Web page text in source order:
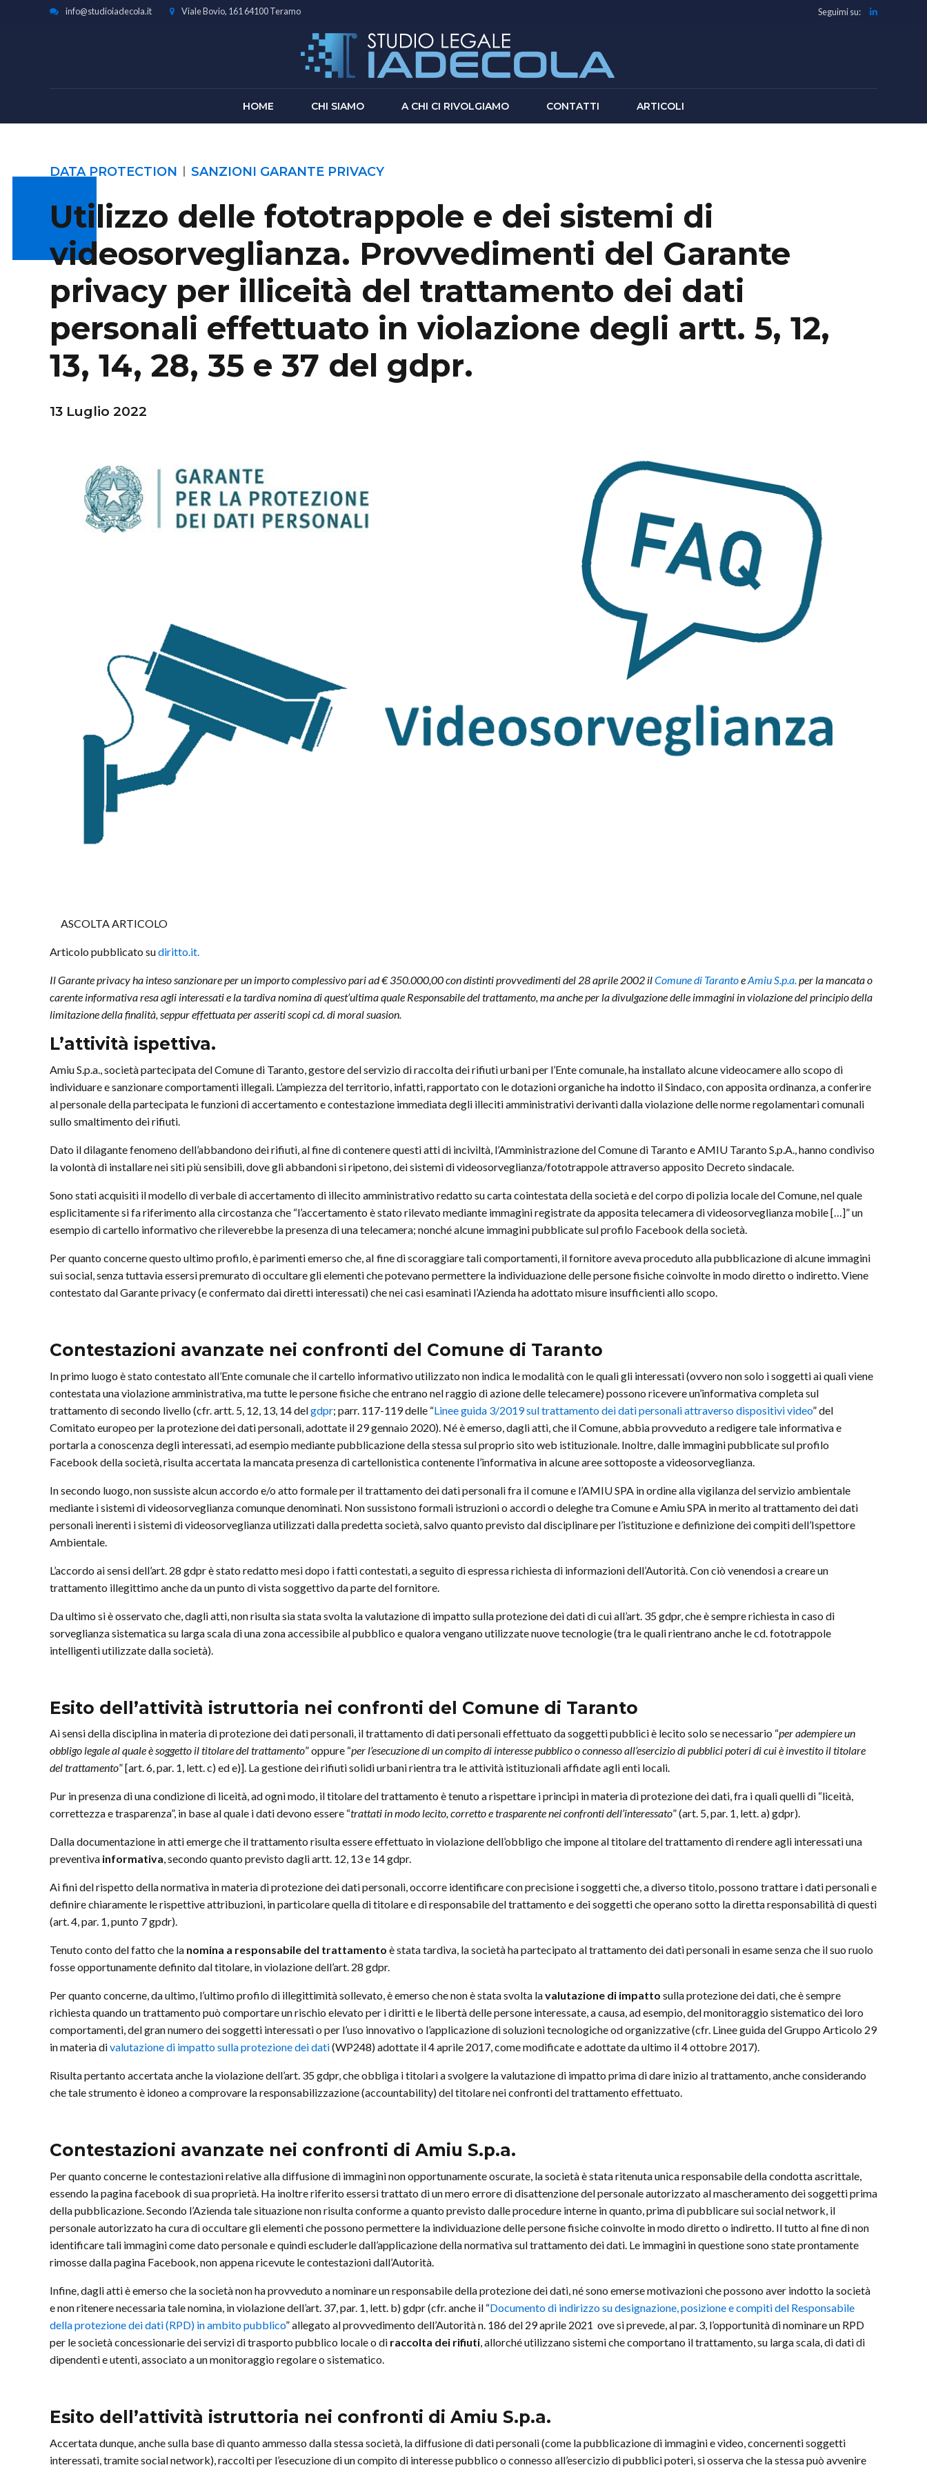
info@studioiadecola.it Viale Bovio, 161 64100 Teramo Seguimi su:
HOME CHI SIAMO A CHI CI RIVOLGIAMO CONTATTI ARTICOLI
DATA PROTECTION SANZIONI GARANTE PRIVACY
Utilizzo delle fototrappole e dei sistemi di
videosorveglianza. Provvedimenti del Garante
privacy per illiceità del trattamento dei dati
personali effettuato in violazione degli artt. 5, 12,
13, 14, 28, 35 e 37 del gdpr.
13 Luglio 2022
ASCOLTA ARTICOLO
Articolo pubblicato sudiritto.it.
Il Garante privacy ha inteso sanzionare per un importo complessivo pari ad € 350.000,00 con distinti provvedimenti del 28 aprile 2002 ilComune di TarantoeAmiu S.p.a.per la mancata o
carente informativa resa agli interessati e la tardiva nomina di quest’ultima quale Responsabile del trattamento, ma anche per la divulgazione delle immagini in violazione del principio della
limitazione della finalità, seppur effettuata per asseriti scopi cd. di moral suasion.
L’attività ispettiva.
Amiu S.p.a., società partecipata del Comune di Taranto, gestore del servizio di raccolta dei rifiuti urbani per l’Ente comunale, ha installato alcune videocamere allo scopo di
individuare e sanzionare comportamenti illegali. L’ampiezza del territorio, infatti, rapportato con le dotazioni organiche ha indotto il Sindaco, con apposita ordinanza, a conferire
al personale della partecipata le funzioni di accertamento e contestazione immediata degli illeciti amministrativi derivanti dalla violazione delle norme regolamentari comunali
sullo smaltimento dei rifiuti.
Dato il dilagante fenomeno dell’abbandono dei rifiuti, al fine di contenere questi atti di inciviltà, l’Amministrazione del Comune di Taranto e AMIU Taranto S.p.A., hanno condiviso
la volontà di installare nei siti più sensibili, dove gli abbandoni si ripetono, dei sistemi di videosorveglianza/fototrappole attraverso apposito Decreto sindacale.
Sono stati acquisiti il modello di verbale di accertamento di illecito amministrativo redatto su carta cointestata della società e del corpo di polizia locale del Comune, nel quale
esplicitamente si fa riferimento alla circostanza che “l’accertamento è stato rilevato mediante immagini registrate da apposita telecamera di videosorveglianza mobile […]” un
esempio di cartello informativo che rileverebbe la presenza di una telecamera; nonché alcune immagini pubblicate sul profilo Facebook della società.
Per quanto concerne questo ultimo profilo, è parimenti emerso che, aI fine di scoraggiare tali comportamenti, il fornitore aveva proceduto alla pubblicazione di alcune immagini
sui social, senza tuttavia essersi premurato di occultare gli elementi che potevano permettere la individuazione delle persone fisiche coinvolte in modo diretto o indiretto. Viene
contestato dal Garante privacy (e confermato dai diretti interessati) che nei casi esaminati l’Azienda ha adottato misure insufficienti allo scopo.
Contestazioni avanzate nei confronti del Comune di Taranto
In primo luogo è stato contestato all’Ente comunale che il cartello informativo utilizzato non indica le modalità con le quali gli interessati (ovvero non solo i soggetti ai quali viene
contestata una violazione amministrativa, ma tutte le persone fisiche che entrano nel raggio di azione delle telecamere) possono ricevere un’informativa completa sul
trattamento di secondo livello (cfr. artt. 5, 12, 13, 14 delgdpr; parr. 117-119 delle “Linee guida 3/2019 sul trattamento dei dati personali attraverso dispositivi video” del
Comitato europeo per la protezione dei dati personali, adottate il 29 gennaio 2020). Né è emerso, dagli atti, che il Comune, abbia provveduto a redigere tale informativa e
portarla a conoscenza degli interessati, ad esempio mediante pubblicazione della stessa sul proprio sito web istituzionale. Inoltre, dalle immagini pubblicate sul profilo
Facebook della società, risulta accertata la mancata presenza di cartellonistica contenente l’informativa in alcune aree sottoposte a videosorveglianza.
In secondo luogo, non sussiste alcun accordo e/o atto formale per il trattamento dei dati personali fra il comune e l’AMIU SPA in ordine alla vigilanza del servizio ambientale
mediante i sistemi di videosorveglianza comunque denominati. Non sussistono formali istruzioni o accordi o deleghe tra Comune e Amiu SPA in merito al trattamento dei dati
personali inerenti i sistemi di videosorveglianza utilizzati dalla predetta società, salvo quanto previsto dal disciplinare per l’istituzione e definizione dei compiti dell’Ispettore
Ambientale.
L’accordo ai sensi dell’art. 28 gdpr è stato redatto mesi dopo i fatti contestati, a seguito di espressa richiesta di informazioni dell’Autorità. Con ciò venendosi a creare un
trattamento illegittimo anche da un punto di vista soggettivo da parte del fornitore.
Da ultimo si è osservato che, dagli atti, non risulta sia stata svolta la valutazione di impatto sulla protezione dei dati di cui all’art. 35 gdpr, che è sempre richiesta in caso di
sorveglianza sistematica su larga scala di una zona accessibile al pubblico e qualora vengano utilizzate nuove tecnologie (tra le quali rientrano anche le cd. fototrappole
intelligenti utilizzate dalla società).
Esito dell’attività istruttoria nei confronti del Comune di Taranto
Ai sensi della disciplina in materia di protezione dei dati personali, il trattamento di dati personali effettuato da soggetti pubblici è lecito solo se necessario “per adempiere un
obbligo legale al quale è soggetto il titolare del trattamento” oppure “per l’esecuzione di un compito di interesse pubblico o connesso all’esercizio di pubblici poteri di cui è investito il titolare
del trattamento” [art. 6, par. 1, lett. c) ed e)]. La gestione dei rifiuti solidi urbani rientra tra le attività istituzionali affidate agli enti locali.
Pur in presenza di una condizione di liceità, ad ogni modo, il titolare del trattamento è tenuto a rispettare i principi in materia di protezione dei dati, fra i quali quelli di “liceità,
correttezza e trasparenza”, in base al quale i dati devono essere “trattati in modo lecito, corretto e trasparente nei confronti dell’interessato” (art. 5, par. 1, lett. a) gdpr).
Dalla documentazione in atti emerge che il trattamento risulta essere effettuato in violazione dell’obbligo che impone al titolare del trattamento di rendere agli interessati una
preventiva informativa, secondo quanto previsto dagli artt. 12, 13 e 14 gdpr.
Ai fini del rispetto della normativa in materia di protezione dei dati personali, occorre identificare con precisione i soggetti che, a diverso titolo, possono trattare i dati personali e
definire chiaramente le rispettive attribuzioni, in particolare quella di titolare e di responsabile del trattamento e dei soggetti che operano sotto la diretta responsabilità di questi
(art. 4, par. 1, punto 7 gpdr).
Tenuto conto del fatto che la nomina a responsabile del trattamento è stata tardiva, la società ha partecipato al trattamento dei dati personali in esame senza che il suo ruolo
fosse opportunamente definito dal titolare, in violazione dell’art. 28 gdpr.
Per quanto concerne, da ultimo, l’ultimo profilo di illegittimità sollevato, è emerso che non è stata svolta lavalutazione di impatto sulla protezione dei dati, che è sempre
richiesta quando un trattamento può comportare un rischio elevato per i diritti e le libertà delle persone interessate, a causa, ad esempio, del monitoraggio sistematico dei loro
comportamenti, del gran numero dei soggetti interessati o per l’uso innovativo o l’applicazione di soluzioni tecnologiche od organizzative (cfr. Linee guida del Gruppo Articolo 29
in materia divalutazione di impatto sulla protezione dei dati(WP248) adottate il 4 aprile 2017, come modificate e adottate da ultimo il 4 ottobre 2017).
Risulta pertanto accertata anche la violazione dell’art. 35 gdpr, che obbliga i titolari a svolgere la valutazione di impatto prima di dare inizio al trattamento, anche considerando
che tale strumento è idoneo a comprovare la responsabilizzazione (accountability) del titolare nei confronti del trattamento effettuato.
Contestazioni avanzate nei confronti di Amiu S.p.a.
Per quanto concerne le contestazioni relative alla diffusione di immagini non opportunamente oscurate, la società è stata ritenuta unica responsabile della condotta ascrittale,
essendo la pagina facebook di sua proprietà. Ha inoltre riferito essersi trattato di un mero errore di disattenzione del personale autorizzato al mascheramento dei soggetti prima
della pubblicazione. Secondo l’Azienda tale situazione non risulta conforme a quanto previsto dalle procedure interne in quanto, prima di pubblicare sui social network, il
personale autorizzato ha cura di occultare gli elementi che possono permettere la individuazione delle persone fisiche coinvolte in modo diretto o indiretto. Il tutto al fine di non
identificare tali immagini come dato personale e quindi escluderle dall’applicazione della normativa sul trattamento dei dati. Le immagini in questione sono state prontamente
rimosse dalla pagina Facebook, non appena ricevute le contestazioni dall’Autorità.
Infine, dagli atti è emerso che la società non ha provveduto a nominare un responsabile della protezione dei dati, né sono emerse motivazioni che possono aver indotto la società
e non ritenere necessaria tale nomina, in violazione dell’art. 37, par. 1, lett. b) gdpr (cfr. anche il “Documento di indirizzo su designazione, posizione e compiti del Responsabile
della protezione dei dati (RPD) in ambito pubblico” allegato al provvedimento dell’Autorità n. 186 del 29 aprile 2021 ove si prevede, al par. 3, l’opportunità di nominare un RPD
per le società concessionarie dei servizi di trasporto pubblico locale o di raccolta dei rifiuti, allorché utilizzano sistemi che comportano il trattamento, su larga scala, di dati di
dipendenti e utenti, associato a un monitoraggio regolare o sistematico.
Esito dell’attività istruttoria nei confronti di Amiu S.p.a.
Accertata dunque, anche sulla base di quanto ammesso dalla stessa società, la diffusione di dati personali (come la pubblicazione di immagini e video, concernenti soggetti
interessati, tramite social network), raccolti per l’esecuzione di un compito di interesse pubblico o connesso all’esercizio di pubblici poteri, si osserva che la stessa può avvenire